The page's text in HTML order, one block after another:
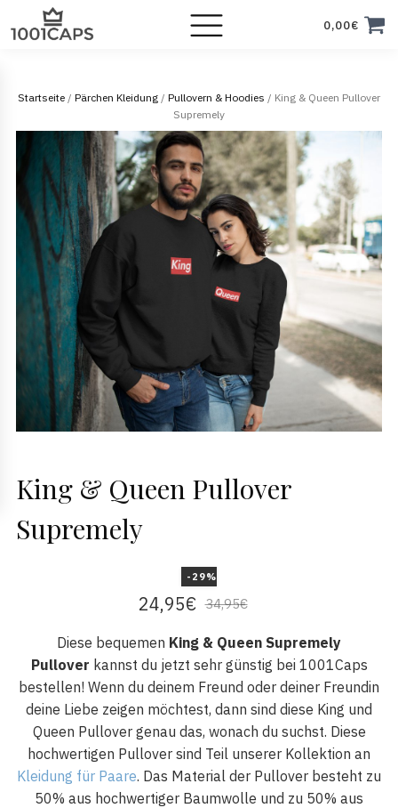
0,00€
Startseite / Pärchen Kleidung / Pullovern & Hoodies / King & Queen Pullover
Supremely
King & Queen Pullover
Supremely
-29%
34,95€
24,95€
Diese bequemen King & Queen Supremely
Pullover kannst du jetzt sehr günstig bei 1001Caps
bestellen! Wenn du deinem Freund oder deiner Freundin
deine Liebe zeigen möchtest, dann sind diese King und
Queen Pullover genau das, wonach du suchst. Diese
hochwertigen Pullover sind Teil unserer Kollektion an
Kleidung für Paare. Das Material der Pullover besteht zu
50% aus hochwertiger Baumwolle und zu 50% aus